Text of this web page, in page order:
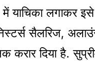
लगाकर इसे
सैलरिज,
करार दिया है.